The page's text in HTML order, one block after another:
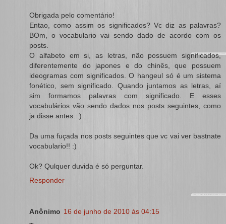
Obrigada pelo comentário!
Entao, como assim os significados? Vc diz as palavras?
BOm, o vocabulario vai sendo dado de acordo com os
posts.
O alfabeto em si, as letras, não possuem significados,
diferentemente do japones e do chinês, que possuem
ideogramas com significados. O hangeul só é um sistema
fonético, sem significado. Quando juntamos as letras, aí
sim formamos palavras com significado. E esses
vocabulários vão sendo dados nos posts seguintes, como
ja disse antes. :)
Da uma fuçada nos posts seguintes que vc vai ver bastnate
vocabulario!! :)
Ok? Qulquer duvida é só perguntar.
Responder
Anônimo 16 de junho de 2010 às 04:15